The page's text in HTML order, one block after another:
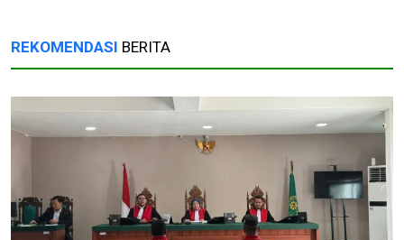
REKOMENDASI BERITA